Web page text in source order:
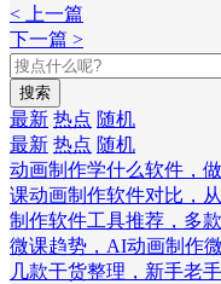
< 上一篇
下一篇 >
搜索
最新 热点 随机
最新 热点 随机
动画制作学什么软件，
课动画制作软件对比，
制作软件工具推荐，多
微课趋势，AI动画制作
几款干货整理，新手老